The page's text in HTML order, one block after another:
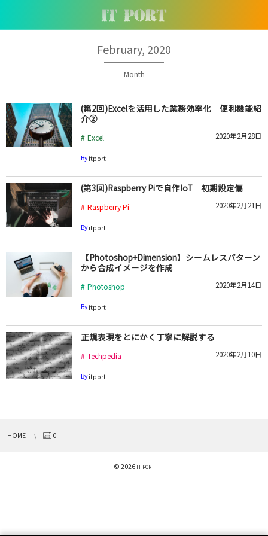
February, 2020
Month
(第2回)Excelを活用した業務効率化 便利機能紹
介②
Excel 2020年2月28日
Byitport
(第3回)Raspberry Piで自作IoT 初期設定偏
Raspberry Pi 2020年2月21日
Byitport
【Photoshop+Dimension】シームレスパターン
から合成イメージを作成
Photoshop 2020年2月14日
Byitport
正規表現をとにかく丁寧に解説する
Techpedia 2020年2月10日
Byitport
HOME 0
© 2026 IT PORT